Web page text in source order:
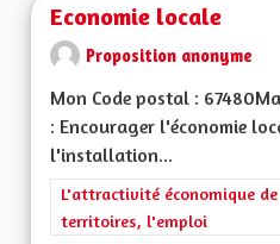
Economie locale
Proposition anonyme
Mon Code postal :
: Encourager l'économie
l'installation...
Filtrer les résultats de la
L'attractivité économique de
territoires, l'emploi